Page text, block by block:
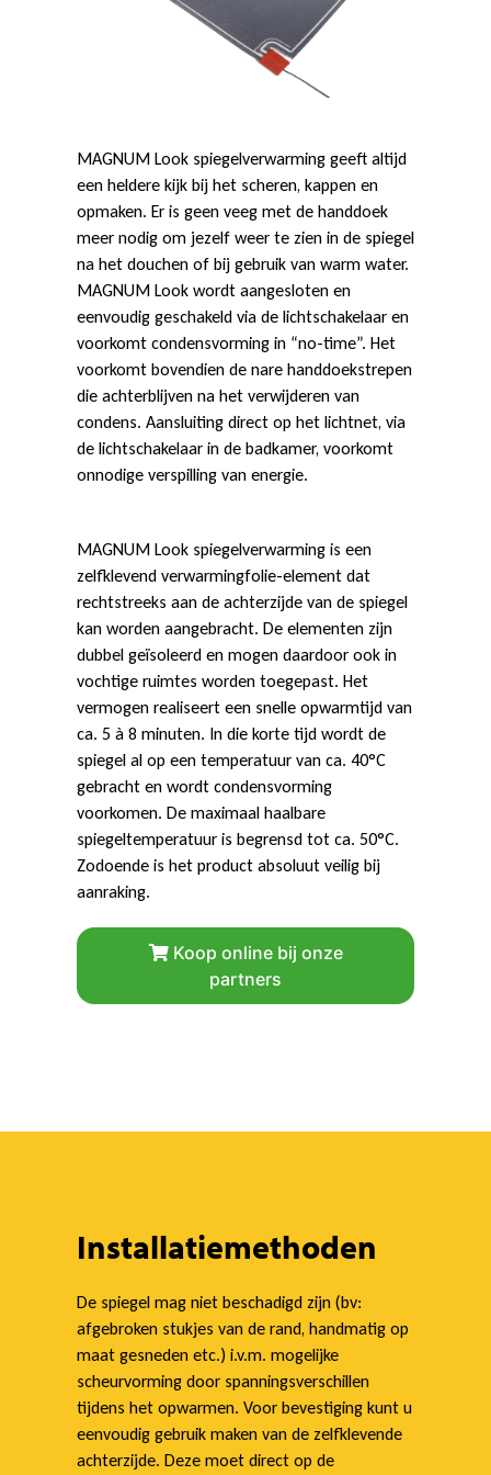
MAGNUM Look spiegelverwarming geeft altijd
een heldere kijk bij het scheren, kappen en
opmaken. Er is geen veeg met de handdoek
meer nodig om jezelf weer te zien in de spiegel
na het douchen of bij gebruik van warm water.
MAGNUM Look wordt aangesloten en
eenvoudig geschakeld via de lichtschakelaar en
voorkomt condensvorming in “no-time”. Het
voorkomt bovendien de nare handdoekstrepen
die achterblijven na het verwijderen van
condens. Aansluiting direct op het lichtnet, via
de lichtschakelaar in de badkamer, voorkomt
onnodige verspilling van energie.
MAGNUM Look spiegelverwarming is een
zelfklevend verwarmingfolie-element dat
rechtstreeks aan de achterzijde van de spiegel
kan worden aangebracht. De elementen zijn
dubbel geïsoleerd en mogen daardoor ook in
vochtige ruimtes worden toegepast. Het
vermogen realiseert een snelle opwarmtijd van
ca. 5 à 8 minuten. In die korte tijd wordt de
spiegel al op een temperatuur van ca. 40°C
gebracht en wordt condensvorming
voorkomen. De maximaal haalbare
spiegeltemperatuur is begrensd tot ca. 50°C.
Zodoende is het product absoluut veilig bij
aanraking.
Koop online bij onze
partners
Installatiemethoden
De spiegel mag niet beschadigd zijn (bv:
afgebroken stukjes van de rand, handmatig op
maat gesneden etc.) i.v.m. mogelijke
scheurvorming door spanningsverschillen
tijdens het opwarmen. Voor bevestiging kunt u
eenvoudig gebruik maken van de zelfklevende
achterzijde. Deze moet direct op de